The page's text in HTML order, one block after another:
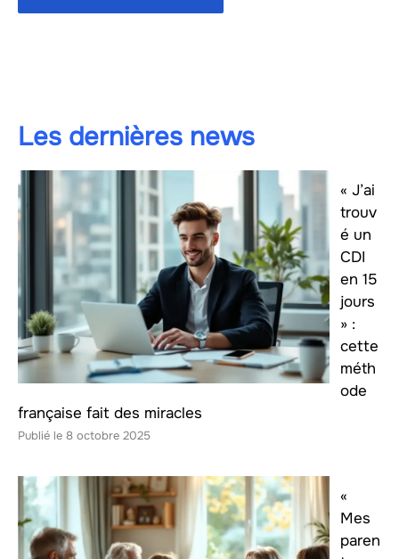
Les dernières news
« J’ai
trouv
é un
CDI
en 15
jours
» :
cette
méth
ode
française fait des miracles
8 octobre 2025
«
Mes
paren